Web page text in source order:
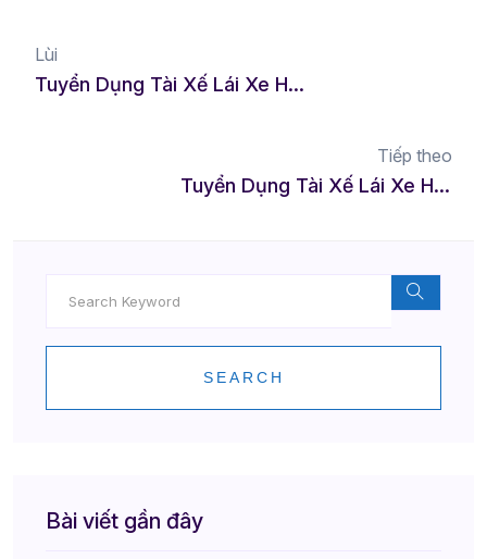
Lùi
Tuyển Dụng Tài Xế Lái Xe Hộ Tại Mỹ Tho – Cơ Hội Việc Làm Lý Tưởng
Tiếp theo
Tuyển Dụng Tài Xế Lái Xe Hộ Tại Long Xuyên – Cơ Hội Việc Làm Lý Tưởng
SEARCH
Bài viết gần đây